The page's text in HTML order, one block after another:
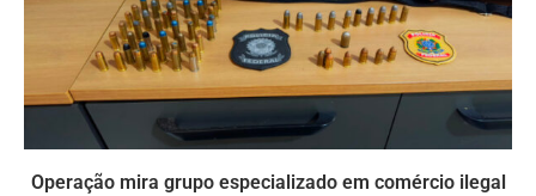
Operação mira grupo especializado em comércio ilegal